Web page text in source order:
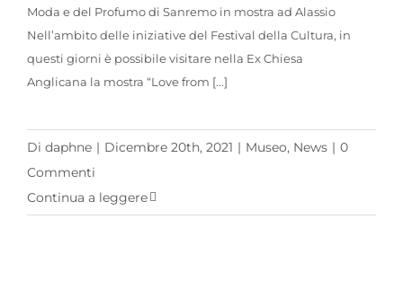
Moda e del Profumo di Sanremo in mostra ad Alassio
Nell’ambito delle iniziative del Festival della Cultura, in
questi giorni è possibile visitare nella Ex Chiesa
Anglicana la mostra “Love from [...]
Di daphne | Dicembre 20th, 2021 | Museo, News | 0
Commenti
Continua a leggere